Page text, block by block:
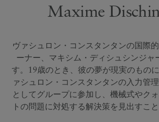
Maxime
ヴァシュロン・コンスタンタンの国際
ーナー、マキシム・ディシュシンジャ
す。19歳のとき、彼の夢が現実のもの
ァシュロン・コンスタンタンの入力管
としてグループに参加し、機械式やク
トの問題に対処する解決策を見出すこ